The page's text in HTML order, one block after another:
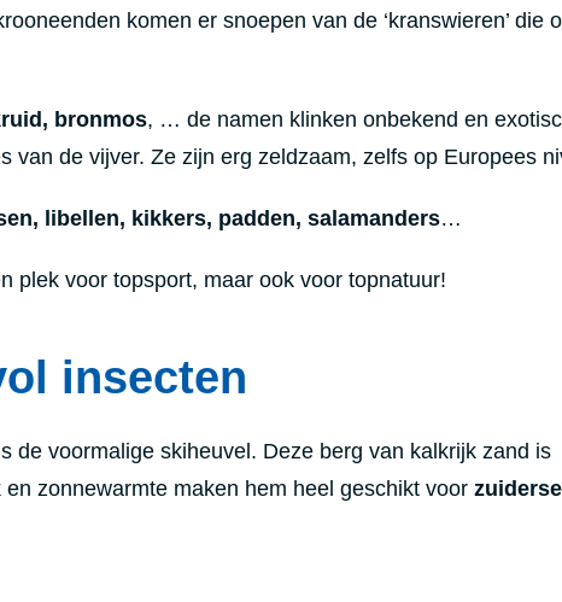
komen er snoepen van de ‘kranswieren’ die
bronmos, … de namen klinken onbekend en
van de vijver. Ze zijn erg zeldzaam, zelfs op Europees
libellen, kikkers, padden, salamanders…
plek voor topsport, maar ook voor topnatuur!
insecten
de voormalige skiheuvel. Deze berg van kalkrijk zand is
zonnewarmte maken hem heel geschikt voor zuiderse